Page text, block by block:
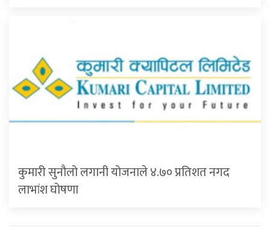
कुमारी सुनौलो लगानी योजनाले ४.७० प्रतिशत नगद
लाभांश घोषणा